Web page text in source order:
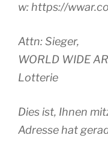
w: https://
Attn: Sieger,
WORLD WIDE
Lotterie
Dies ist, Ihnen
Adresse hat